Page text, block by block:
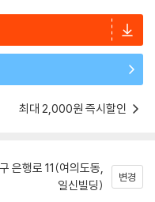
최대 2,000원 즉시할인
은행로 11(여의도동,
일신빌딩)
변경